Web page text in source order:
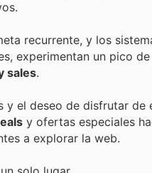
recurrente, y los
experimentan un pico
sales.
y el deseo de disfrutar
y ofertas especiales
a explorar la web.